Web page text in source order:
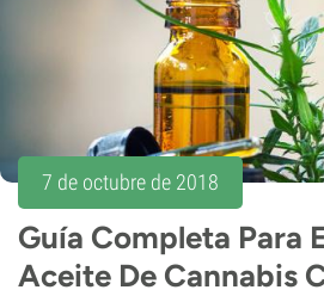
7 de octubre de 2018
Guía Completa Para
Aceite De Cannabis